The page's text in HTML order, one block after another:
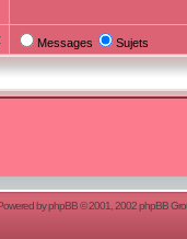
Messages Sujets
byphpBB© 2001, 2002 phpBB